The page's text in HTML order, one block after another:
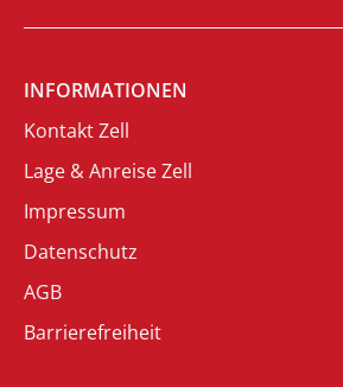
INFORMATIONEN
Kontakt Zell
Lage & Anreise Zell
Impressum
Datenschutz
AGB
Barrierefreiheit